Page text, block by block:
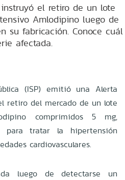
el retiro de un lote
Amlodipino luego de
su fabricación. Conoce cuál
afectada.
(ISP) emitió una Alerta
retiro del mercado de un lote
comprimidos 5 mg,
para tratar la hipertensión
cardiovasculares.
luego de detectarse un